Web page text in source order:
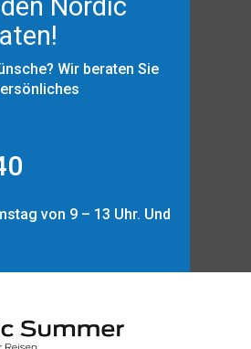
Nordic
Wir beraten Sie
von 9 – 13 Uhr. Und